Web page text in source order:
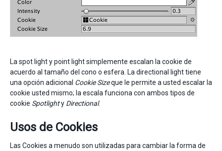
La spot light y point light simplemente escalan la cookie de
acuerdo al tamaño del cono o esfera. La directional light tiene
una opción adicional Cookie Sizeque le permite a usted escalar la
cookie usted mismo; la escala funciona con ambos tipos de
cookie Spotlighty Directional.
Usos de Cookies
Las Cookies a menudo son utilizadas para cambiar la forma de